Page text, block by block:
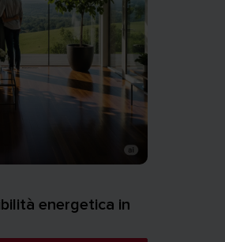
energetica in